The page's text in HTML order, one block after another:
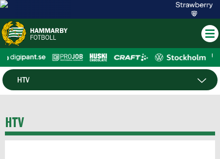
HTV
NYHETSARKIV
HTV